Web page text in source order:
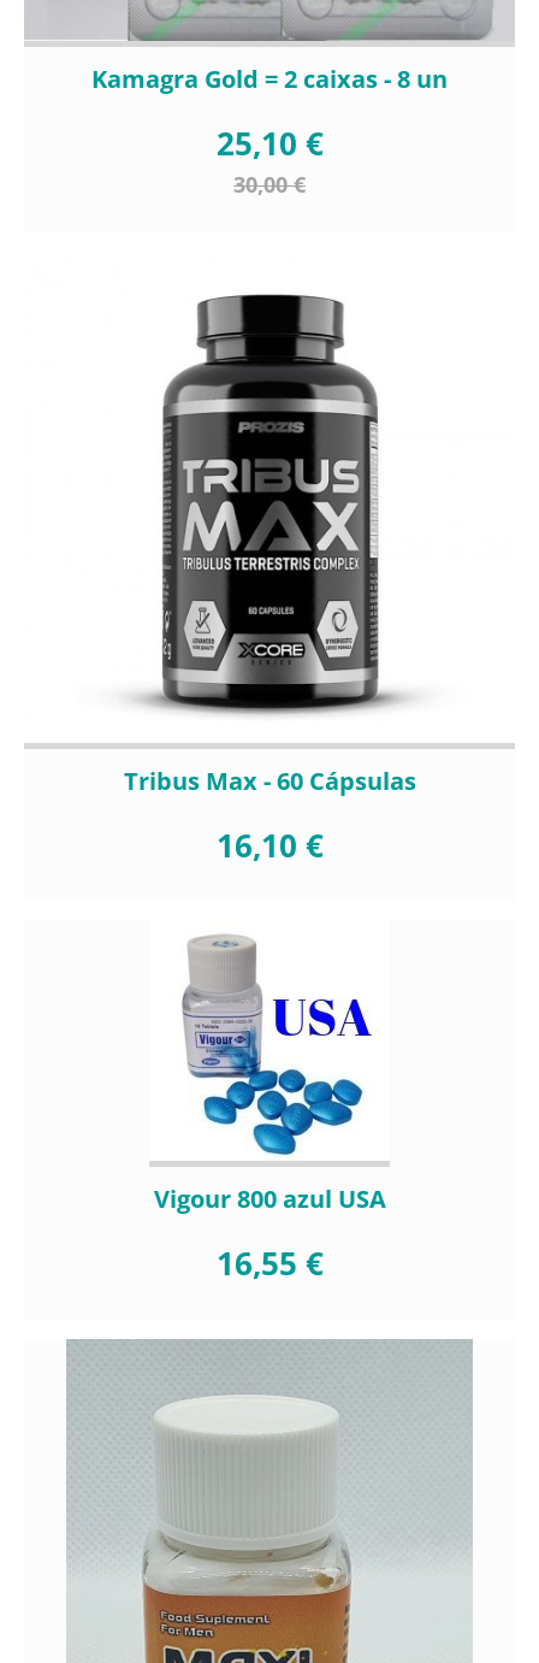
Kamagra Gold = 2 caixas - 8 un
25,10 €
30,00 €
Tribus Max - 60 Cápsulas
16,10 €
Vigour 800 azul USA
16,55 €